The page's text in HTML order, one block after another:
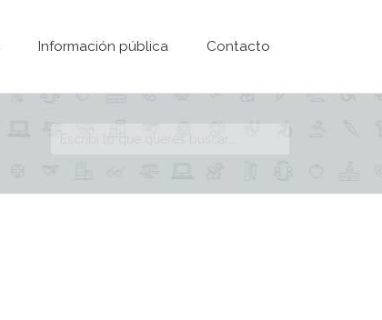
Información pública Contacto
Formulario de
búsqueda